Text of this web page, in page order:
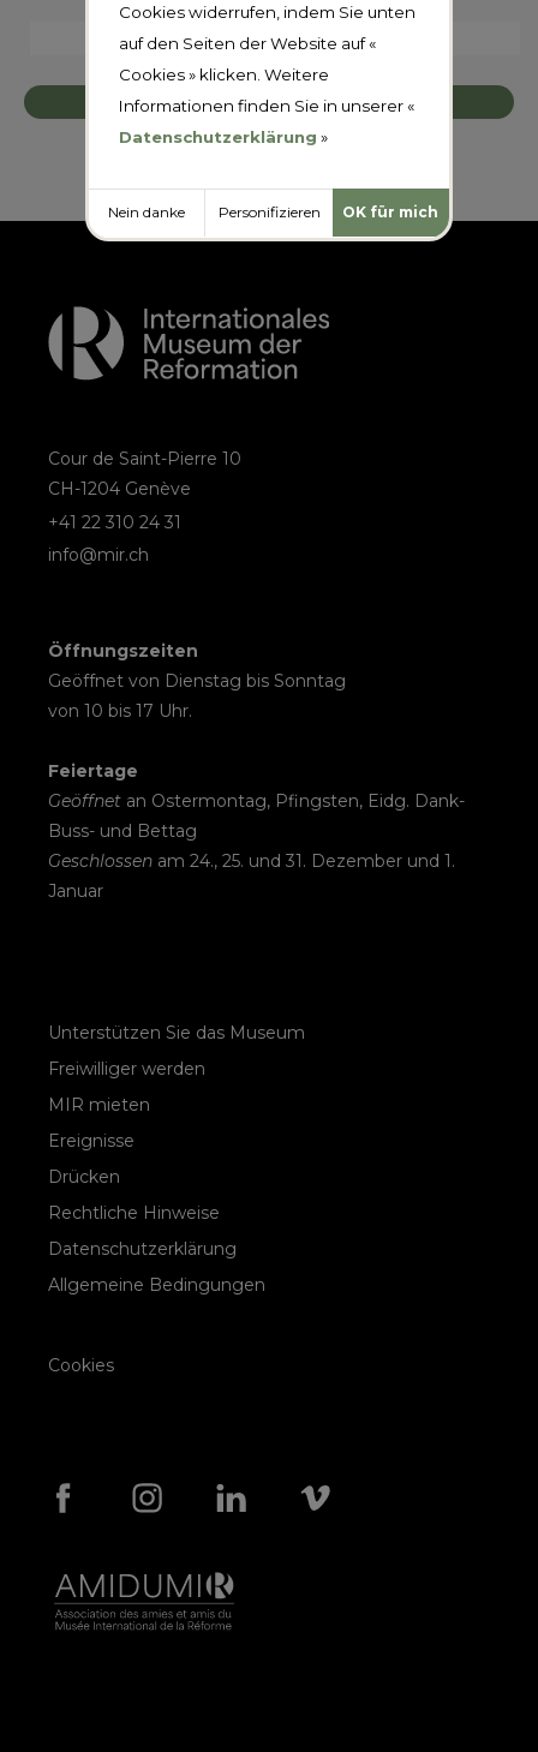
Cour de Saint-Pierre 10
CH-1204 Genève
+41 22 310 24 31
info@mir.ch
Öffnungszeiten
Geöffnet von Dienstag bis Sonntag
von 10 bis 17 Uhr.
Feiertage
Geöffnet an Ostermontag, Pfingsten, Eidg. Dank-
Buss- und Bettag
Geschlossen am 24., 25. und 31. Dezember und 1.
Januar
Unterstützen Sie das Museum
Freiwilliger werden
MIR mieten
Ereignisse
Drücken
Rechtliche Hinweise
Datenschutzerklärung
Allgemeine Bedingungen
Cookies
Cookies widerrufen, indem Sie unten
auf den Seiten der Website auf «
Cookies » klicken. Weitere
Informationen finden Sie in unserer «
Datenschutzerklärung »
Nein danke Personifizieren OK für mich